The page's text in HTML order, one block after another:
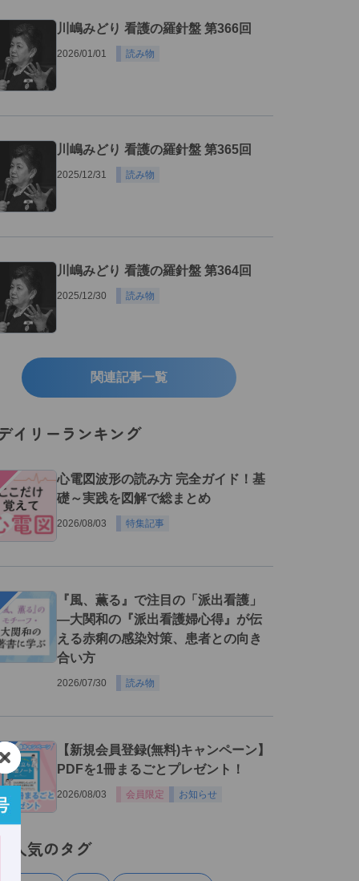
川嶋みどり 看護の羅針盤 第366回
2026/01/01 読み物
川嶋みどり 看護の羅針盤 第365回
2025/12/31 読み物
川嶋みどり 看護の羅針盤 第364回
2025/12/30 読み物
関連記事一覧
イリーランキング
心電図波形の読み方 完全ガイド！基
礎～実践を図解で総まとめ
2026/08/03 特集記事
『風、薫る』で注目の「派出看護」
―大関和の『派出看護婦心得』が伝
える赤痢の感染対策、患者との向き
合い方
2026/07/30 読み物
【新規会員登録(無料)キャンペーン】
PDFを1冊まるごとプレゼント！
2026/08/03 会員限定 お知らせ
人気のタグ